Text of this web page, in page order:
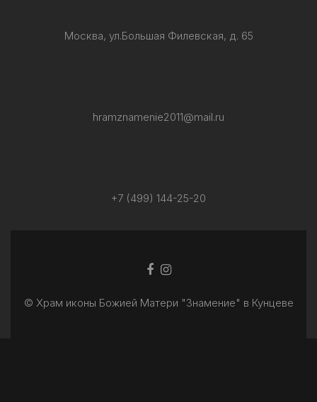
Москва, ул.Большая Филевская, д. 65
hramznamenie2011@mail.ru
+7 (499) 144-25-20
Facebook
Ссылка
© Храм иконы Божией Матери "Знамение" в Кунцеве